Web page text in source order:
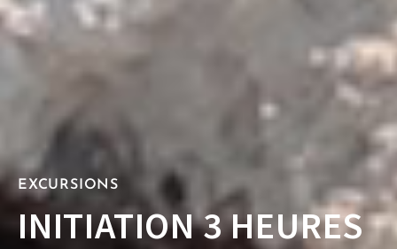
EXCURSIONS
INITIATION 3 HEURES